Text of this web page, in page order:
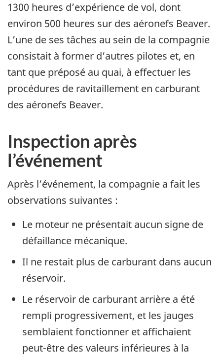
1300 heures d’expérience de vol, dont
environ 500 heures sur des aéronefs Beaver.
L’une de ses tâches au sein de la compagnie
consistait à former d’autres pilotes et, en
tant que préposé au quai, à effectuer les
procédures de ravitaillement en carburant
des aéronefs Beaver.
Inspection après
l’événement
Après l’événement, la compagnie a fait les
observations suivantes :
Le moteur ne présentait aucun signe de
défaillance mécanique.
Il ne restait plus de carburant dans aucun
réservoir.
Le réservoir de carburant arrière a été
rempli progressivement, et les jauges
semblaient fonctionner et affichaient
peut-être des valeurs inférieures à la